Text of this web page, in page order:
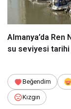
Almanya’da Ren
su seviyesi tarihi
Beğendim
Kızgın